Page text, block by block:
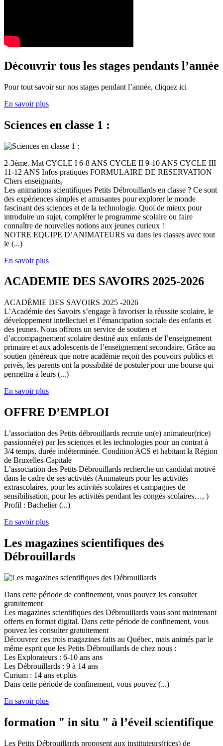
Découvrir tous les stages pendants l’année
Pour tout savoir sur nos stages pendant l’année, cliquez ici
En savoir plus
Sciences en classe 1 :
2-3ème. Mat CYCLE I 6-8 ANS CYCLE II 9-10 ANS CYCLE III
11-12 ANS Infos pratiques FORMULAIRE DE RESERVATION
Chers enseignants,
Les animations scientifiques Petits Débrouillards en classe ? Ce sont
des expériences simples et amusantes pour explorer le monde
fascinant des sciences et de la technologie. Quoi de mieux pour
introduire un sujet, compléter le programme scolaire ou faire
connaître de nouvelles notions aux jeunes curieux !
NOTRE EQUIPE D’ANIMATEURS va dans les classes avec tout
le (...)
En savoir plus
ACADEMIE DES SAVOIRS 2025-2026
ACADÉMIE DES SAVOIRS 2025 -2026
L’Académie des Savoirs s’engage à favoriser la réussite scolaire, le
développement intellectuel et l’émancipation sociale des enfants et
des jeunes. Nous offrons un service de soutien et
d’accompagnement scolaire destiné aux enfants de l’enseignement
primaire et aux adolescents de l’enseignement secondaire. Grâce au
soutien généreux que notre académie reçoit des pouvoirs publics et
privés, les parents ont la possibilité de postuler pour une bourse qui
permettra à leurs (...)
En savoir plus
OFFRE D’EMPLOI
L’association des Petits débrouillards recrute un(e) animateur(rice)
passionné(e) par les sciences et les technologies pour un contrat à
3/4 temps, durée indéterminée. Condition ACS et habitant la Région
de Bruxelles-Capitale
L’association des Petits Débrouillards recherche un candidat motivé
dans le cadre de ses activités (Animateurs pour les activités
extrascolaires, pour les activités scolaires et campagnes de
sensibilisation, pour les activités pendant les congés scolaires…, )
Profil : Bachelier (...)
En savoir plus
Les magazines scientifiques des
Débrouillards
Dans cette période de confinement, vous pouvez les consulter
gratuitement
Les magazines scientifiques des Débrouillards vous sont maintenant
offerts en format digital. Dans cette période de confinement, vous
pouvez les consulter gratuitement
Découvrez ces trois magazines faits au Québec, mais animés par le
même esprit que les Petits Débrouillards de chez nous :
Les Explorateurs : 6-10 ans ans
Les Débrouillards : 9 à 14 ans
Curium : 14 ans et plus
Dans cette période de confinement, vous pouvez (...)
En savoir plus
formation " in situ " à l’éveil scientifique
Les Petits Débrouillards proposent aux instituteurs(rices) de